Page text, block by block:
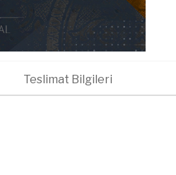
Teslimat Bilgileri